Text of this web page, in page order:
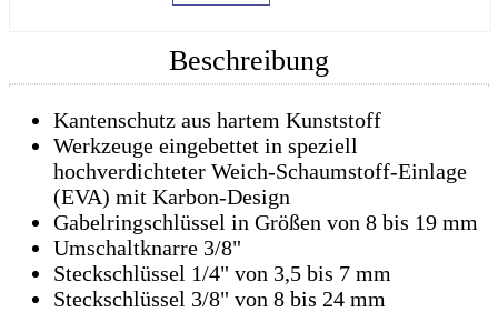
Beschreibung
Kantenschutz aus hartem Kunststoff
Werkzeuge eingebettet in speziell
hochverdichteter Weich-Schaumstoff-Einlage
(EVA) mit Karbon-Design
Gabelringschlüssel in Größen von 8 bis 19 mm
Umschaltknarre 3/8"
Steckschlüssel 1/4" von 3,5 bis 7 mm
Steckschlüssel 3/8" von 8 bis 24 mm